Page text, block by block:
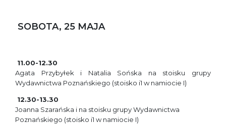
SOBOTA, 25 MAJA
11.00-12.30
Agata Przybyłek i Natalia Sońska na stoisku grupy
Wydawnictwa Poznańskiego (stoisko i1 w namiocie I)
12.30-13.30
Joanna Szarańska i na stoisku grupy Wydawnictwa
Poznańskiego (stoisko i1 w namiocie I)